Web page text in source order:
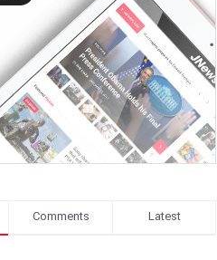
Comments Latest